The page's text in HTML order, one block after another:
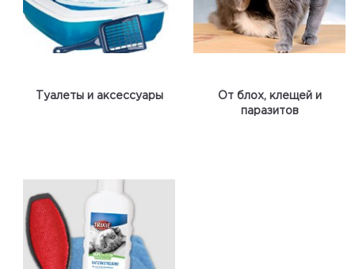
Туалеты и аксессуары
От блох, клещей и
паразитов